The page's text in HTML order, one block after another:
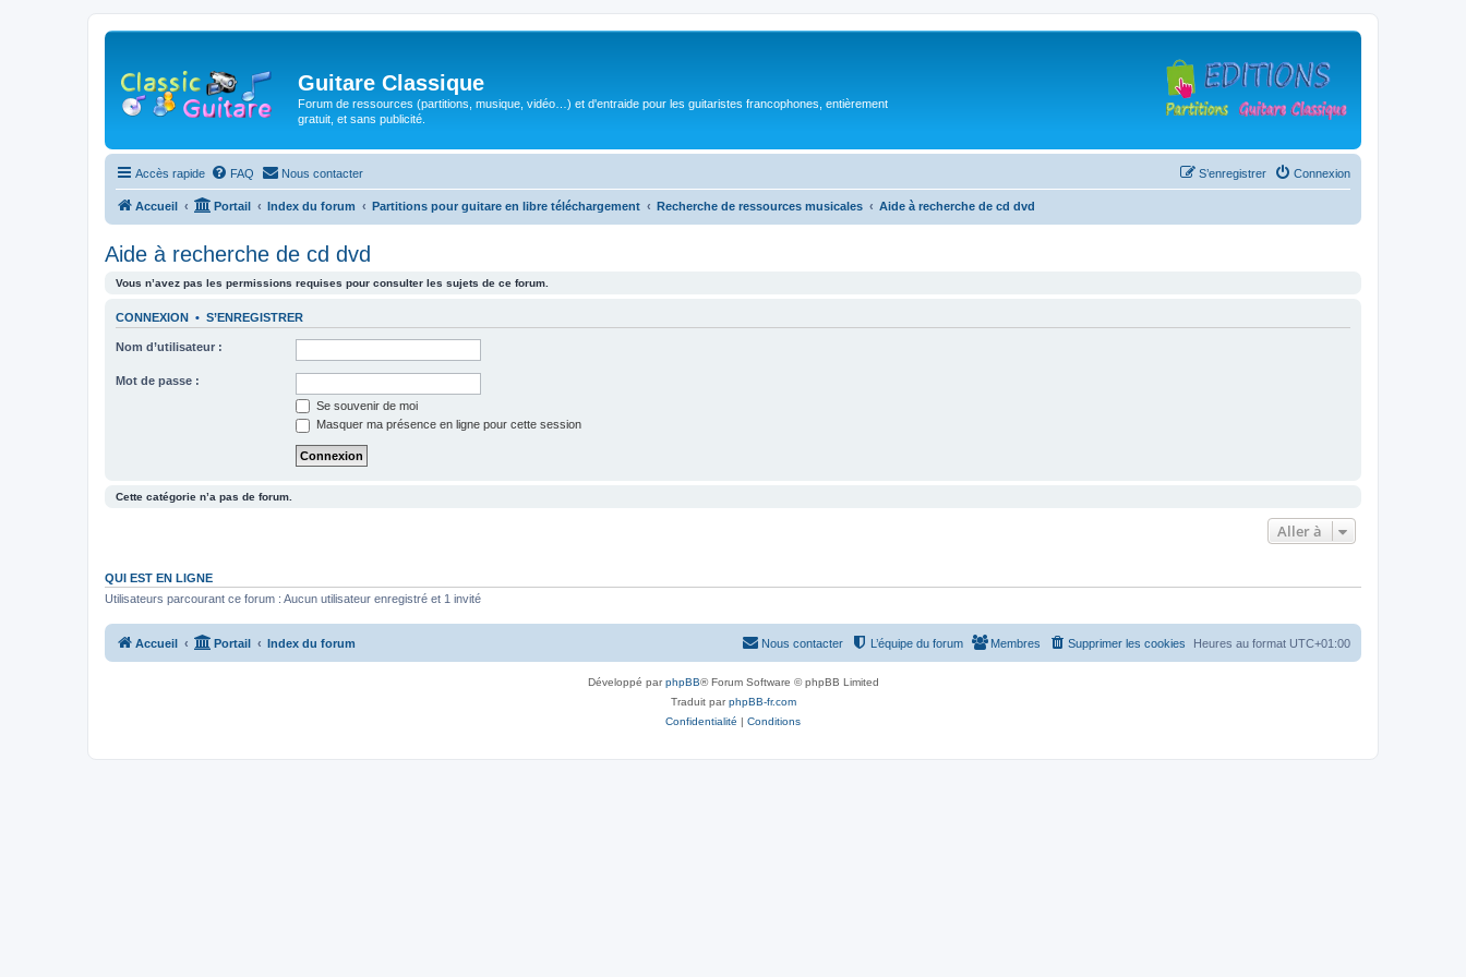
Guitare Classique
Forum de ressources (partitions, musique, vidéo…) et d'entraide pour les guitaristes francophones, entièrement
gratuit, et sans publicité.
Accès rapide FAQ Nous contacter Connexion
S’enregistrer
Accueil Portail Index du forum Partitions pour guitare en libre téléchargement Recherche de ressources musicales Aide à recherche de cd dvd
Aide à recherche de cd dvd
Vous n’avez pas les permissions requises pour consulter les sujets de ce forum.
CONNEXION • S’ENREGISTRER
Nom d’utilisateur :
Mot de passe :
Se souvenir de moi
Masquer ma présence en ligne pour cette session
Cette catégorie n’a pas de forum.
Aller à
QUI EST EN LIGNE
Utilisateurs parcourant ce forum : Aucun utilisateur enregistré et 1 invité
Accueil Portail Index du forum Heures au format UTC+01:00
Supprimer les cookies
Membres
L’équipe du forum
Nous contacter
Développé parphpBB® Forum Software © phpBB Limited
Traduit parphpBB-fr.com
Confidentialité | Conditions